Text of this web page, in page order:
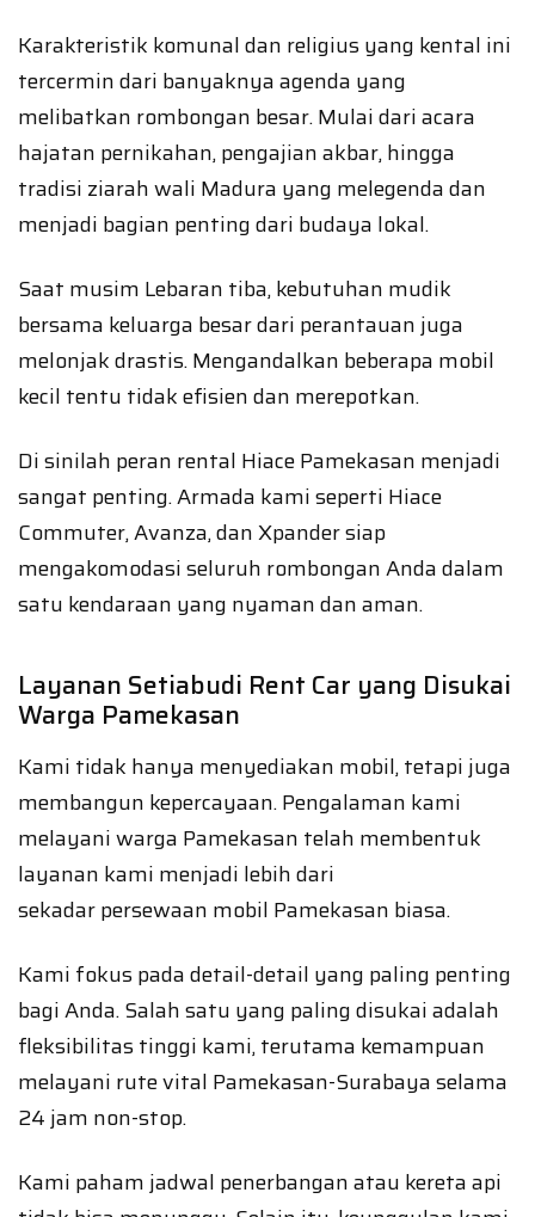
Karakteristik komunal dan religius yang kental ini
tercermin dari banyaknya agenda yang
melibatkan rombongan besar. Mulai dari acara
hajatan pernikahan, pengajian akbar, hingga
tradisi ziarah wali Madura yang melegenda dan
menjadi bagian penting dari budaya lokal.
Saat musim Lebaran tiba, kebutuhan mudik
bersama keluarga besar dari perantauan juga
melonjak drastis. Mengandalkan beberapa mobil
kecil tentu tidak efisien dan merepotkan.
Di sinilah peran rental Hiace Pamekasan menjadi
sangat penting. Armada kami seperti Hiace
Commuter, Avanza, dan Xpander siap
mengakomodasi seluruh rombongan Anda dalam
satu kendaraan yang nyaman dan aman.
Layanan Setiabudi Rent Car yang Disukai
Warga Pamekasan
Kami tidak hanya menyediakan mobil, tetapi juga
membangun kepercayaan. Pengalaman kami
melayani warga Pamekasan telah membentuk
layanan kami menjadi lebih dari
sekadar persewaan mobil Pamekasan biasa.
Kami fokus pada detail-detail yang paling penting
bagi Anda. Salah satu yang paling disukai adalah
fleksibilitas tinggi kami, terutama kemampuan
melayani rute vital Pamekasan-Surabaya selama
24 jam non-stop.
Kami paham jadwal penerbangan atau kereta api